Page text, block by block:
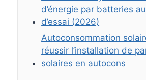
d’énergie par batteries
d’essai (2026)
Autoconsommation
réussir l’installation de
solaires en autocons